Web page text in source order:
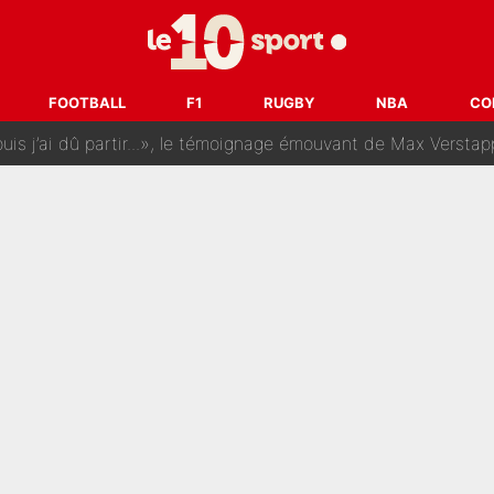
FOOTBALL F1 RUGBY NBA
dans tous les sens sur le mercato de l'OM : Frank McCourt va
Doué, le PSG a pris une correction face à Majorque : Luis
j’ai dû partir...», le témoignage émouvant de Max